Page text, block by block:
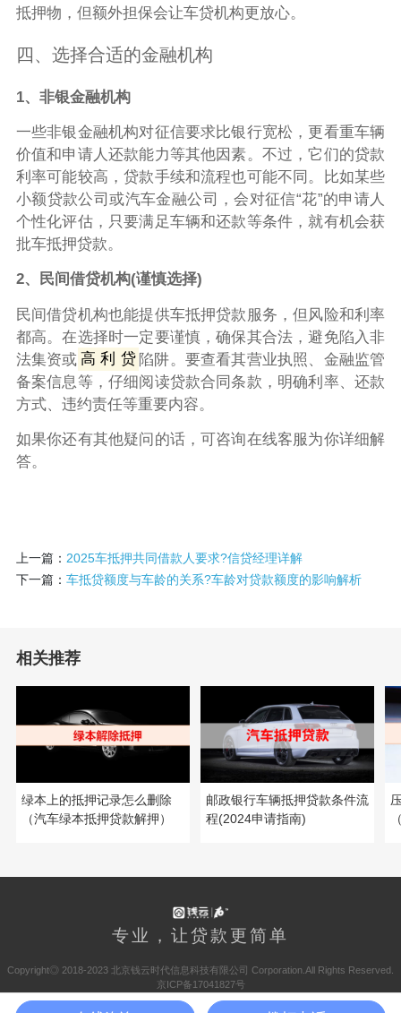
抵押物，但额外担保会让车贷机构更放心。
四、选择合适的金融机构
1、非银金融机构
一些非银金融机构对征信要求比银行宽松，更看重车辆
价值和申请人还款能力等其他因素。不过，它们的贷款
利率可能较高，贷款手续和流程也可能不同。比如某些
小额贷款公司或汽车金融公司，会对征信“花”的申请人
个性化评估，只要满足车辆和还款等条件，就有机会获
批车抵押贷款。
2、民间借贷机构(谨慎选择)
民间借贷机构也能提供车抵押贷款服务，但风险和利率
都高。在选择时一定要谨慎，确保其合法，避免陷入非
法集资或 高 利 贷 陷阱。要查看其营业执照、金融监管
备案信息等，仔细阅读贷款合同条款，明确利率、还款
方式、违约责任等重要内容。
如果你还有其他疑问的话，可咨询在线客服为你详细解
答。
上一篇： 2025车抵押共同借款人要求?信贷经理详解
下一篇： 车抵贷额度与车龄的关系?车龄对贷款额度的影响解析
相关推荐
绿本上的抵押记录怎么删除
（汽车绿本抵押贷款解押）
邮政银行车辆抵押贷款条件流
程(2024申请指南)
专业，让贷款更简单
Copyright◎ 2018-2023 北京钱云时代信息科技有限公司 Corporation.All Rights Reserved.
京ICP备17041827号
京公网安备 11010502044844号